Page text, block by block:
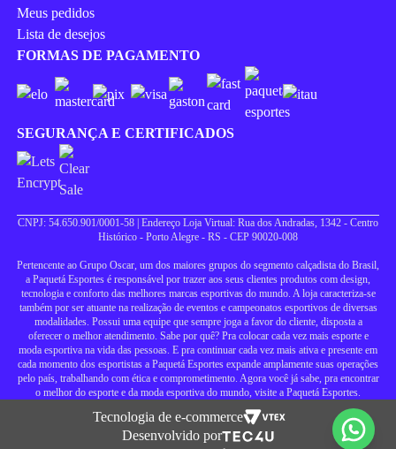
Meus pedidos
Lista de desejos
FORMAS DE PAGAMENTO
SEGURANÇA E CERTIFICADOS
CNPJ: 54.650.901/0001-58 | Endereço Loja Virtual: Rua dos Andradas, 1342 - Centro
Histórico - Porto Alegre - RS - CEP 90020-008
Pertencente ao Grupo Oscar, um dos maiores grupos do segmento calçadista do Brasil,
a Paquetá Esportes é responsável por trazer aos seus clientes produtos com design,
tecnologia e conforto das melhores marcas esportivas do mundo. A loja caracteriza-se
também por ser atuante na realização de eventos e campeonatos esportivos de diversas
modalidades. Possui uma equipe que sempre joga a favor do cliente, disposta a
oferecer o melhor atendimento. Sabe por quê? Pra colocar cada vez mais esporte e
moda esportiva na vida das pessoas. E pra continuar cada vez mais ativa e presente em
cada momento dos esportistas a Paquetá Esportes expande amplamente suas operações
pelo país, trabalhando com ética e comprometimento. Agora você já sabe, pra encontrar
o melhor do esporte e da moda esportiva do mundo, visite a Paquetá Esportes.
Tecnologia de e-commerce
Desenvolvido por